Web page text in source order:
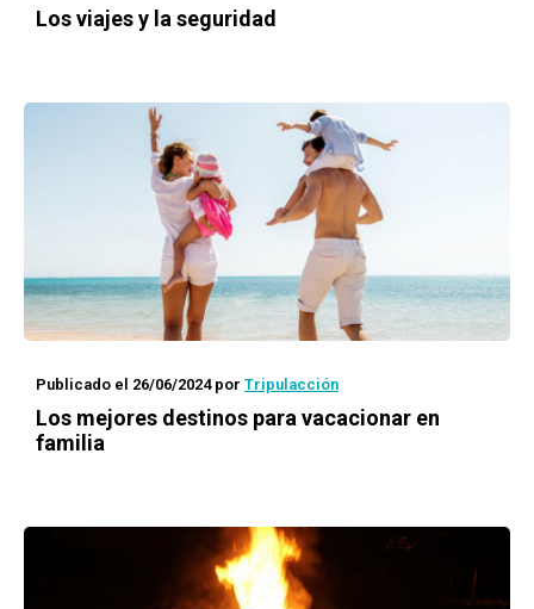
Los viajes y la seguridad
Publicado el 26/06/2024por Tripulacción
Los mejores destinos para vacacionar en
familia